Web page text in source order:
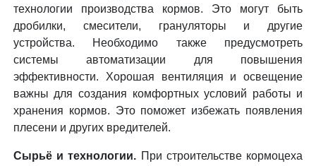
технологии производства кормов. Это могут быть
дробилки, смесители, грануляторы и другие
устройства. Необходимо также предусмотреть
системы автоматизации для повышения
эффективности. Хорошая вентиляция и освещение
важны для создания комфортных условий работы и
хранения кормов. Это поможет избежать появления
плесени и других вредителей.
Сырьё и технологии. При строительстве кормоцеха